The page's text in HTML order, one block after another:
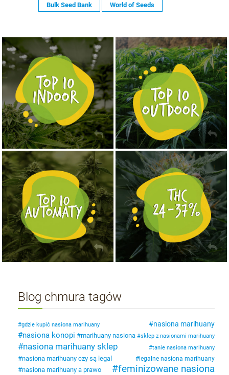
Bulk Seed Bank
World of Seeds
NASIONA MARIHUANY TOP 10 INDOOR
KUP TERAZ NASIONA MARIHUANY TOP 10 OUTDOOR
KUP TERAZ
NASIONA MARIHUANY TOP 10 AUTOFLOWERING
KUP TERAZ MOCNE ODMIANY MARIHUANY THC OD 24 - 37%
KUP TERAZ
Blog chmura tagów
gdzie kupić nasiona marihuany nasiona marihuany
nasiona konopi marihuany nasiona sklep z nasionami marihuany
nasiona marihuany sklep tanie nasiona marihuany
nasiona marihuany czy są legal legalne nasiona marihuany
nasiona marihuany a prawo feminizowane nasiona